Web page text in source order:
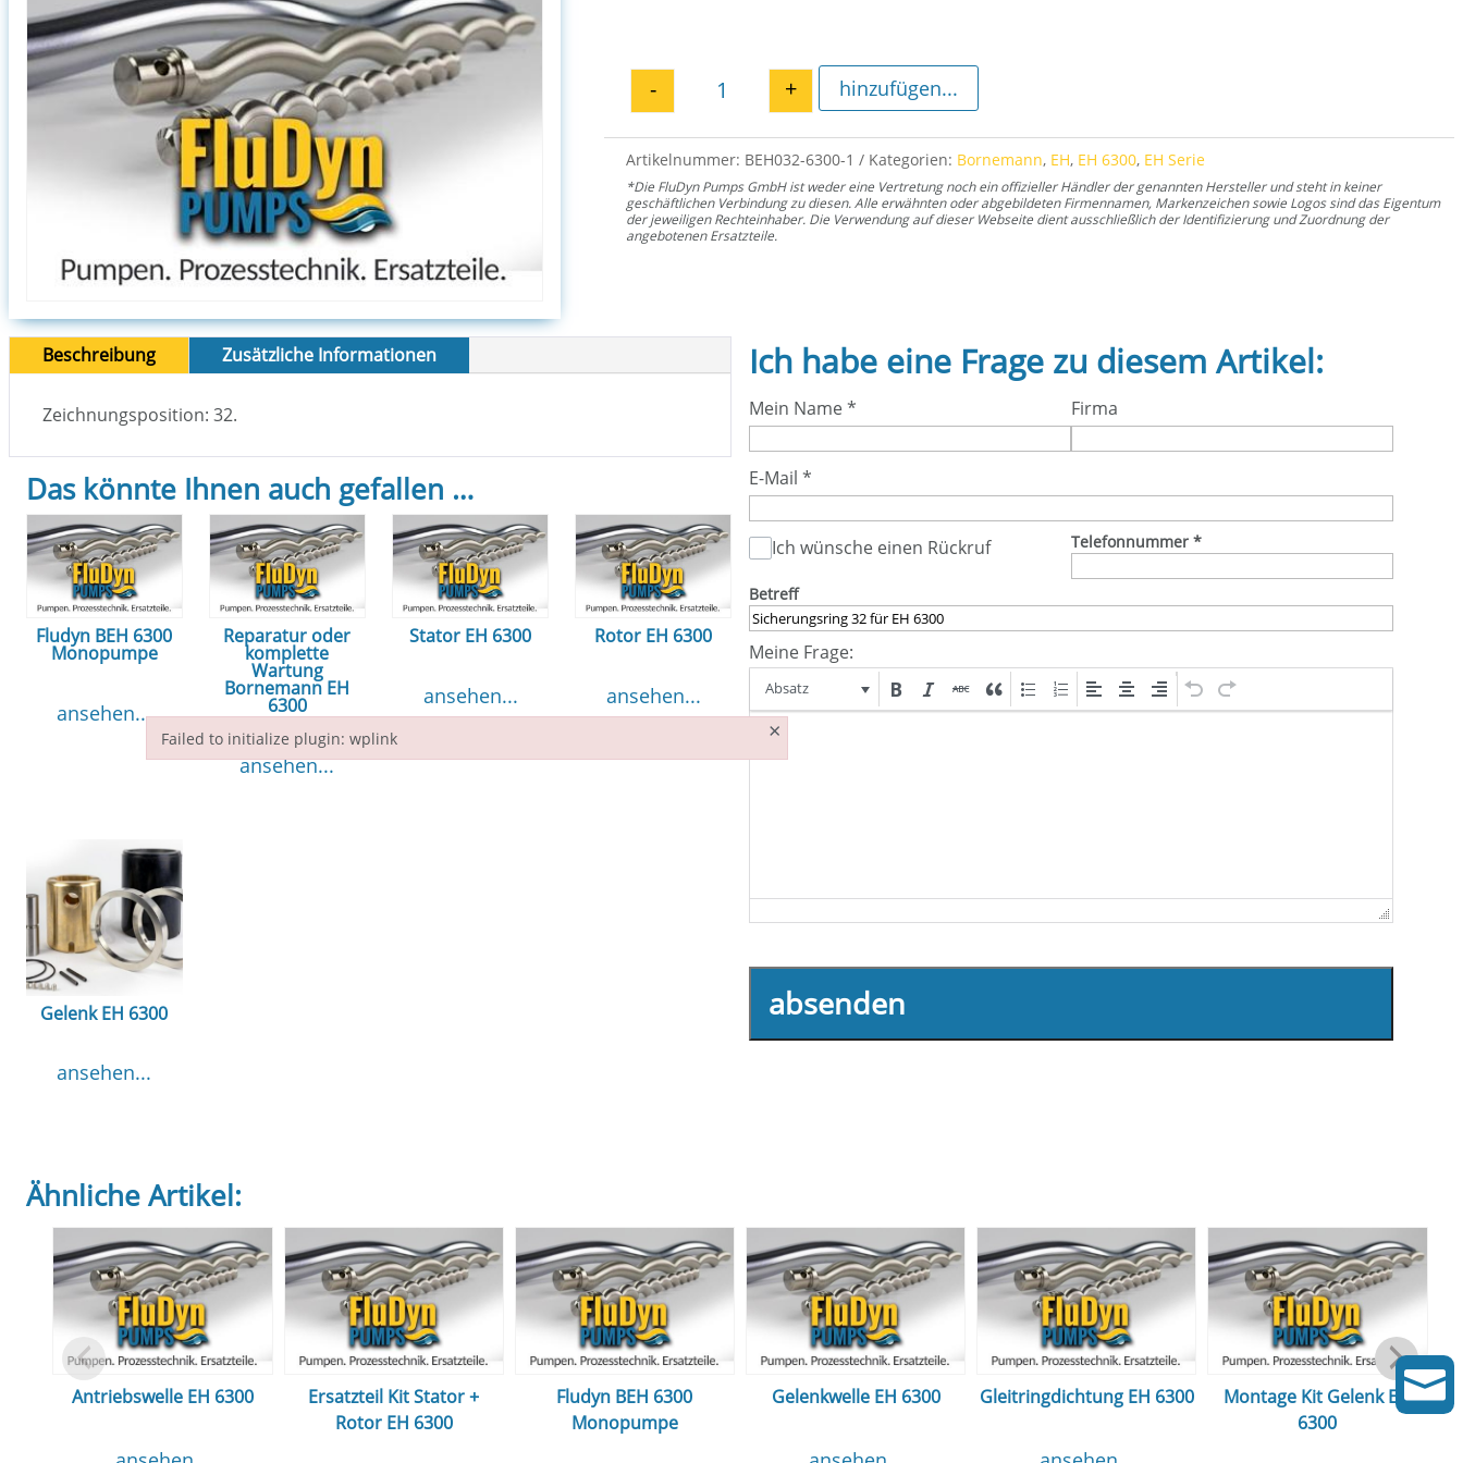
Sicherungsring 32 für EH 6300 Menge
- + hinzufügen...
Artikelnummer: BEH032-6300-1 Kategorien: Bornemann, EH, EH 6300, EH Serie
*Die FluDyn Pumps GmbH ist weder eine Vertretung noch ein offizieller Händler der genannten Hersteller und steht in keiner
geschäftlichen Verbindung zu diesen. Alle erwähnten oder abgebildeten Firmennamen, Markenzeichen sowie Logos sind das Eigentum
der jeweiligen Rechteinhaber. Die Verwendung auf dieser Webseite dient ausschließlich der Identifizierung und Zuordnung der
angebotenen Ersatzteile.
Beschreibung Zusätzliche Informationen
Zeichnungsposition: 32.
Das könnte Ihnen auch gefallen …
Fludyn BEH 6300
Monopumpe
ansehen...
Reparatur oder
komplette
Wartung
Bornemann EH
6300
ansehen...
Stator EH 6300
ansehen...
Rotor EH 6300
ansehen...
Gelenk EH 6300
ansehen...
Ich habe eine Frage zu diesem Artikel:
Mein Name* Firma
E-Mail *
Ich wünsche einen Rückruf Telefonnummer *
Betreff
Meine Frage:
Absatz
absenden
Ähnliche Artikel:
Antriebswelle EH 6300
Ersatzteil Kit Stator +
Rotor EH 6300
Fludyn BEH 6300
Monopumpe
Gelenkwelle EH 6300 Gleitringdichtung EH 6300
Montage Kit Gelenk EH
6300

Failed to initialize plugin: wplink ×
Failed to initialize plugin: wplink